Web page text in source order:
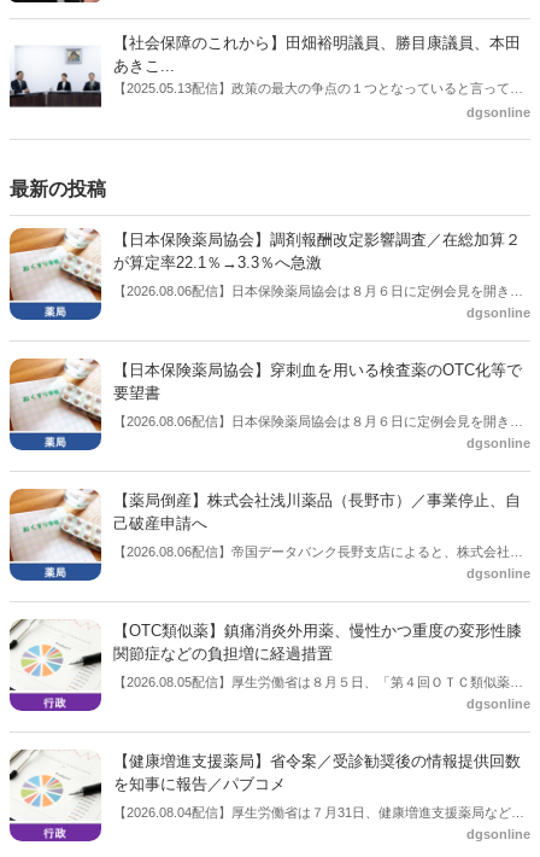
【社会保障のこれから】田畑裕明議員、勝目康議員、本田
あきこ...
【2025.05.13配信】政策の最大の争点の１つとなっていると言っても
よいのが社会保障のこれからのあり方だ。特に与党では、政府関係者
dgsonline
最新の投稿
【日本保険薬局協会】調剤報酬改定影響調査／在総加算２
が算定率22.1％→3.3％へ急激
【2026.08.06配信】日本保険薬局協会は８月６日に定例会見を開き、
「令和８年度調剤報酬改定に係る保険薬局への影響」の調査結果を公
3.3％へ大きく低下した。
dgsonline
【日本保険薬局協会】穿刺血を用いる検査薬のOTC化等で
要望書
【2026.08.06配信】日本保険薬局協会は８月６日に定例会見を開き、
「穿刺血を用いる検査薬のOTC化等に関する要望書」を厚生労働省 医
dgsonline
【薬局倒産】株式会社浅川薬品（長野市）／事業停止、自
己破産申請へ
【2026.08.06配信】帝国データバンク長野支店によると、株式会社浅
川薬品（長野市）は7月31日に事業を停止し、自己破産申請の準備に
dgsonline
【OTC類似薬】鎮痛消炎外用薬、慢性かつ重度の変形性膝
関節症などの負担増に経過措置
【2026.08.05配信】厚生労働省は８月５日、「第４回ＯＴＣ類似薬の
保険給付の見直しの実施に向けた技術的検討会」を開催。「中間とり
会等に報告し、令和８年秋頃を目途に結論を得る予定。
dgsonline
【健康増進支援薬局】省令案／受診勧奨後の情報提供回数
を知事に報告／パブコメ
【2026.08.04配信】厚生労働省は７月31日、健康増進支援薬局などに
関する省令案を示し、パブコメを開始した。受診勧奨を行った後に、
dgsonline